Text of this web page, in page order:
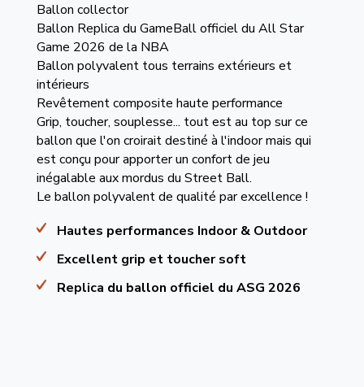
Ballon collector
Ballon Replica du GameBall officiel du All Star
Game 2026 de la NBA
Ballon polyvalent tous terrains extérieurs et
intérieurs
Revêtement composite haute performance
Grip, toucher, souplesse... tout est au top sur ce
ballon que l'on croirait destiné à l'indoor mais qui
est conçu pour apporter un confort de jeu
inégalable aux mordus du Street Ball.
Le ballon polyvalent de qualité par excellence !
Hautes performances Indoor & Outdoor
Excellent grip et toucher soft
Replica du ballon officiel du ASG 2026